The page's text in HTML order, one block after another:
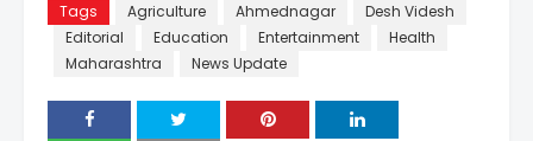
Tags Agriculture Ahmednagar
Desh Videsh
Editorial
Education Entertainment
Health
Maharashtra
News Update